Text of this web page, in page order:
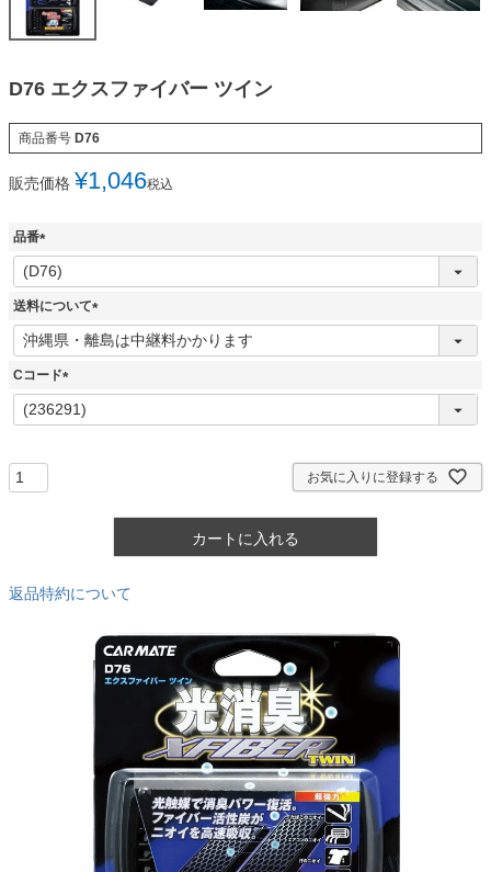
D76 エクスファイバー ツイン
商品番号 D76
販売価格 ¥1,046税込
品番
(
必
須
送料について
(
必
Cコード
(
必
お気に入りに登録する
カートに入れる
返品特約について